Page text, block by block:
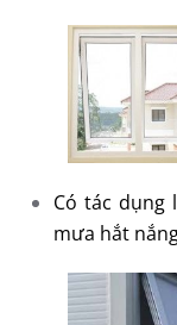
Có tác dụng
mưa hắt